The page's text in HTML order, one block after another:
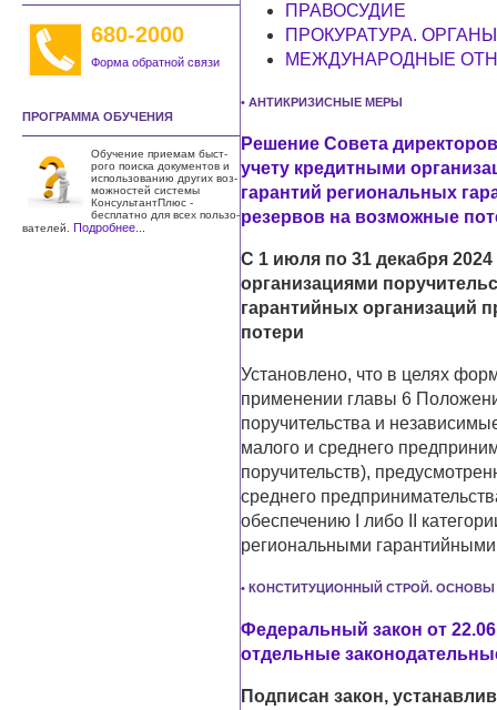
680-2000
Форма обратной связи
ПРОГРАММА ОБУЧЕНИЯ
Обучение приемам быст­
рого поиска документов и
использо­ванию других воз­
можностей системы
КонсультантПлюс -
бесплатно для всех пользо­
вателей. Подробнее...
ПРАВОСУДИЕ
ПРОКУРАТУРА.
МЕЖДУНАРОДНЫЕ
• АНТИКРИЗИСНЫЕ МЕРЫ
Решение Совета
учету кредитными
гарантий региональных
резервов на возможные
С 1 июля по 31 декабря
организациями
гарантийных организаций
потери
Установлено, что в целях
применении главы 6
поручительства и
малого и среднего
поручительств),
среднего
обеспечению I либо II
региональными
• КОНСТИТУЦИОННЫЙ СТРОЙ. ОСНОВЫ
Федеральный закон от
отдельные
Подписан закон,